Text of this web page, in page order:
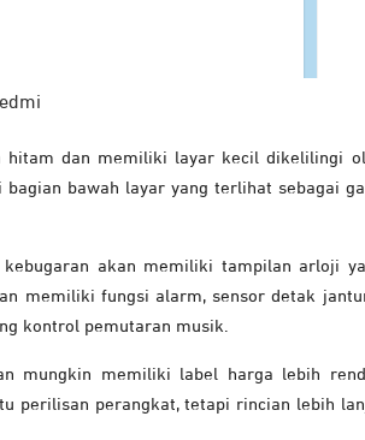
hitam dan memiliki layar kecil dikelilingi
bawah layar yang terlihat sebagai
akan memiliki tampilan arloji
memiliki fungsi alarm, sensor detak
kontrol pemutaran musik.
mungkin memiliki label harga lebih
perilisan perangkat, tetapi rincian lebih